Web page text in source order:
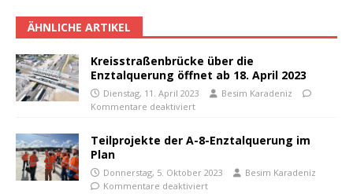
ÄHNLICHE ARTIKEL
Kreisstraßenbrücke über die
Enztalquerung öffnet ab 18. April 2023
Dienstag, 11. April 2023
Besim Karadeniz
Kommentare deaktiviert
Teilprojekte der A-8-Enztalquerung im
Plan
Donnerstag, 5. Oktober 2023
Besim Karadeniz
Kommentare deaktiviert